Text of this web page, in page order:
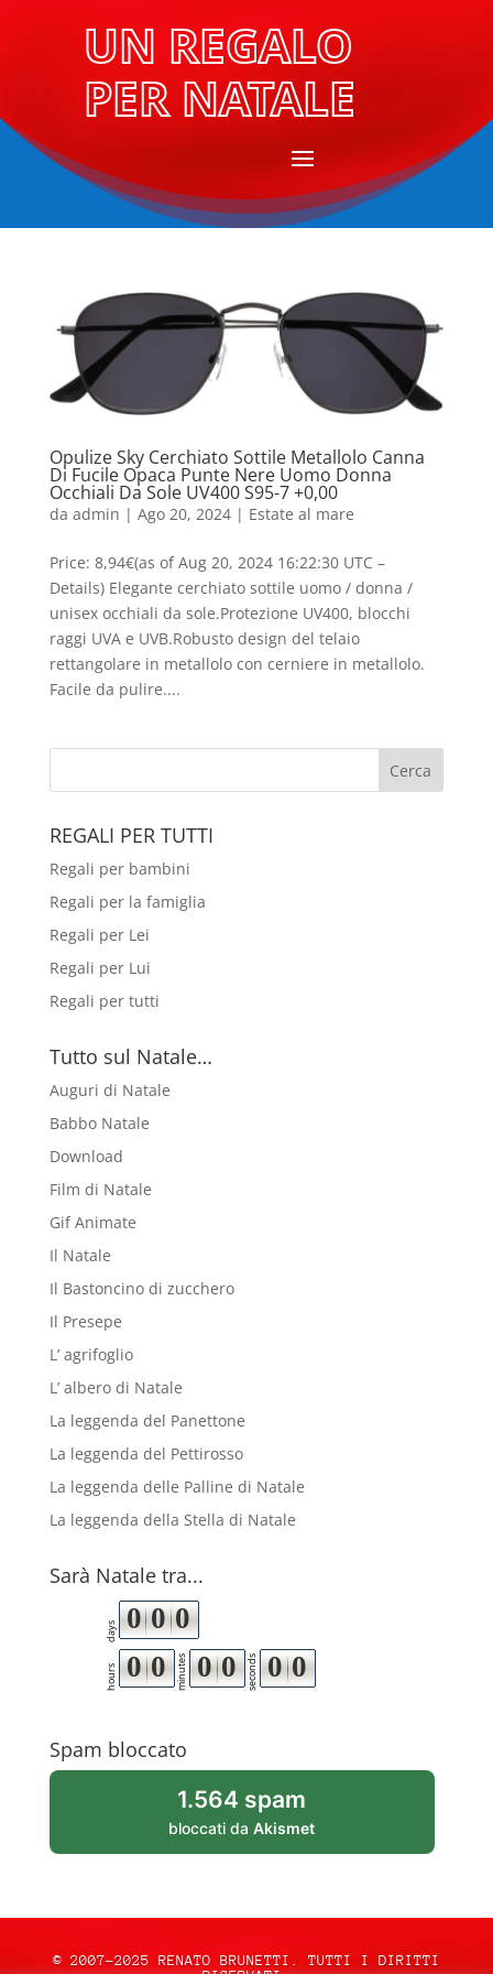
UN REGALO
PER NATALE
Opulize Sky Cerchiato Sottile Metallolo Canna
Di Fucile Opaca Punte Nere Uomo Donna
Occhiali Da Sole UV400 S95-7 +0,00
da admin | Ago 20, 2024| Estate al mare
Price: 8,94€(as of Aug 20, 2024 16:22:30 UTC –
Details) Elegante cerchiato sottile uomo / donna /
unisex occhiali da sole.Protezione UV400, blocchi
raggi UVA e UVB.Robusto design del telaio
rettangolare in metallolo con cerniere in metallolo.
Facile da pulire....
REGALI PER TUTTI
Regali per bambini
Regali per la famiglia
Regali per Lei
Regali per Lui
Regali per tutti
Tutto sul Natale…
Auguri di Natale
Babbo Natale
Download
Film di Natale
Gif Animate
Il Natale
Il Bastoncino di zucchero
Il Presepe
L’ agrifoglio
L’ albero di Natale
La leggenda del Panettone
La leggenda del Pettirosso
La leggenda delle Palline di Natale
La leggenda della Stella di Natale
Sarà Natale tra...
days 0 0 0
hours 0 0 minutes 0 0 seconds 0 0
Spam bloccato
1.564 spam
bloccati daAkismet
© 2007-2025 RENATO BRUNETTI. TUTTI I DIRITTI